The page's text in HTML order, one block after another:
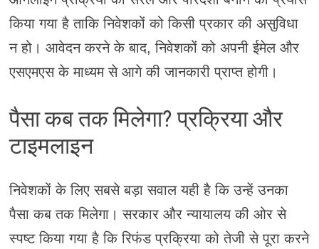
किया गया है ताकि निवेशकों को किसी प्रकार की असुविधा
न हो। आवेदन करने के बाद, निवेशकों को अपनी ईमेल और
एसएमएस के माध्यम से आगे की जानकारी प्राप्त होगी।
पैसा कब तक मिलेगा? प्रक्रिया और
टाइमलाइन
निवेशकों के लिए सबसे बड़ा सवाल यही है कि उन्हें उनका
पैसा कब तक मिलेगा। सरकार और न्यायालय की ओर से
स्पष्ट किया गया है कि रिफंड प्रक्रिया को तेजी से पूरा करने